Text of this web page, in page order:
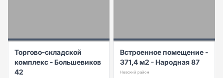
Торгово-складской
комплекс - Большевиков
42
Встроенное помещение -
371,4 м2 - Народная 87
Невский район